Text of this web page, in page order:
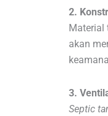
2.
Material
akan
3.
Septic